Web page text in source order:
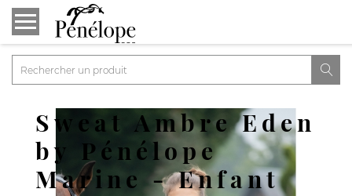

Sweat Ambre Eden
by Pénélope
Marine - Enfant